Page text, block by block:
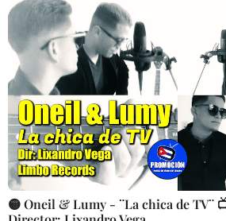
🟡 Oneil & Lumy - ¨La chica de TV¨